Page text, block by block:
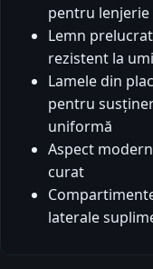
pentru lenjerie
Lemn prelucrat
rezistent la
Lamele din
pentru
uniformă
Aspect
curat
laterale